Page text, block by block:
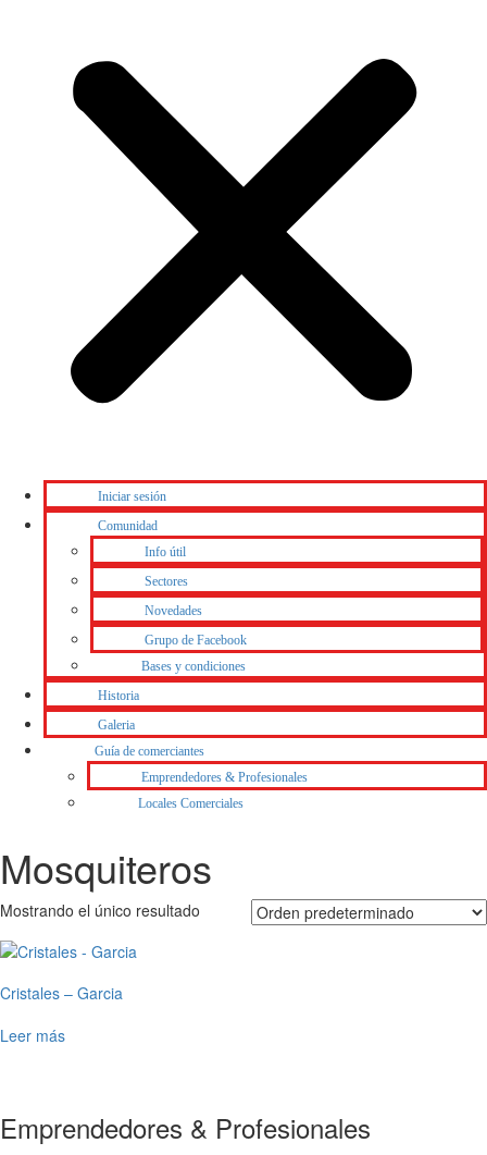
Iniciar sesión
Comunidad
Info útil
Sectores
Novedades
Grupo de Facebook
Bases y condiciones
Historia
Galeria
Guía de comerciantes
Emprendedores & Profesionales
Locales Comerciales
Mosquiteros
Mostrando el único resultado
Cristales – Garcia
Leer más
Emprendedores & Profesionales